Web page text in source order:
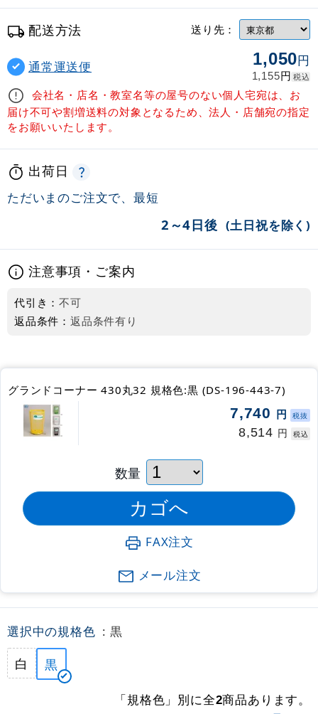
配送方法 送り先：
通常運送便 1,050円
1,155円 税込
会社名・店名・教室名等の屋号のない個人宅宛は、お
届け不可や割増送料の対象となるため、法人・店舗宛の指定
をお願いいたします。
出荷日
ただいまのご注文で、最短
2～4日後 (土日祝を除く)
注意事項・ご案内
代引き：不可
返品条件： 返品条件有り
グランドコーナー 430丸32 規格色:黒 (DS-196-443-7)
7,740 円 税抜
8,514 円 税込
数量
FAX注文
メール注文
選択中の規格色 : 黒
白 黒
「規格色」別に全2商品あります。